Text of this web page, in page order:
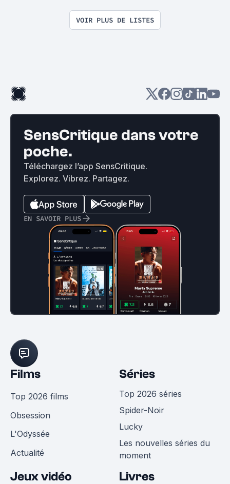
VOIR PLUS DE LISTES
SensCritique dans votre
poche.
Téléchargez l’app SensCritique.
Explorez. Vibrez. Partagez.
EN SAVOIR PLUS
Films
Top 2026 films
Obsession
L'Odyssée
Actualité
Séries
Top 2026 séries
Spider-Noir
Lucky
Les nouvelles séries du
moment
Jeux vidéo Livres